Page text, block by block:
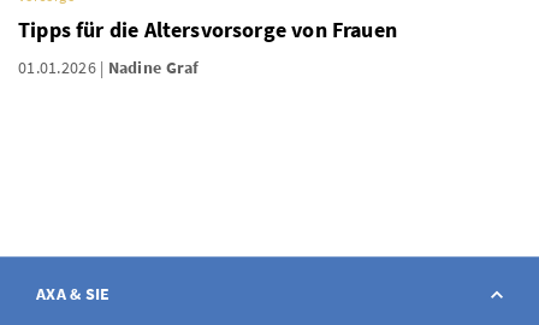
Tipps für die Altersvorsorge von Frauen
01.01.2026 Nadine Graf
AXA & SIE